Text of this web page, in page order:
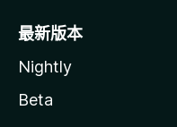
最新版本
Nightly
Beta